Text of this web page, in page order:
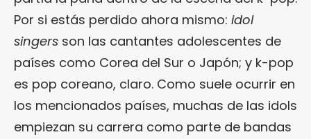
Por si estás perdido ahora mismo: idol
singers son las cantantes adolescentes de
países como Corea del Sur o Japón; y k-pop
es pop coreano, claro. Como suele ocurrir en
los mencionados países, muchas de las idols
empiezan su carrera como parte de bandas